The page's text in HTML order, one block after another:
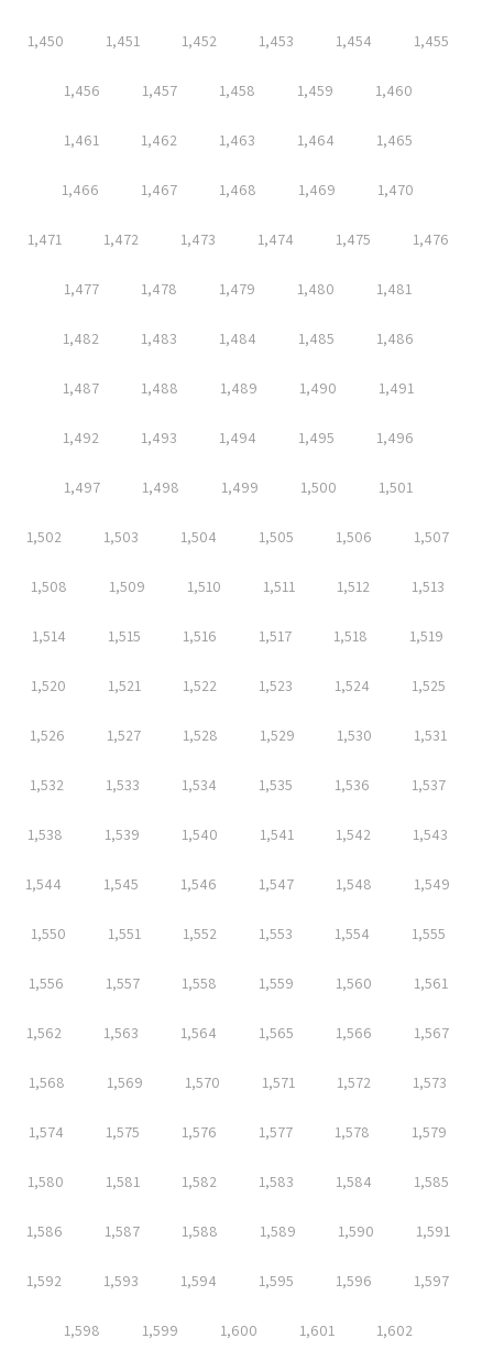
1,450 1,451 1,452 1,453 1,454 1,455
1,456 1,457 1,458 1,459 1,460
1,461 1,462 1,463 1,464 1,465
1,466 1,467 1,468 1,469 1,470
1,471 1,472 1,473 1,474 1,475 1,476
1,477 1,478 1,479 1,480 1,481
1,482 1,483 1,484 1,485 1,486
1,487 1,488 1,489 1,490 1,491
1,492 1,493 1,494 1,495 1,496
1,497 1,498 1,499 1,500 1,501
1,502 1,503 1,504 1,505 1,506 1,507
1,508 1,509 1,510 1,511 1,512 1,513
1,514 1,515 1,516 1,517 1,518 1,519
1,520 1,521 1,522 1,523 1,524 1,525
1,526 1,527 1,528 1,529 1,530 1,531
1,532 1,533 1,534 1,535 1,536 1,537
1,538 1,539 1,540 1,541 1,542 1,543
1,544 1,545 1,546 1,547 1,548 1,549
1,550 1,551 1,552 1,553 1,554 1,555
1,556 1,557 1,558 1,559 1,560 1,561
1,562 1,563 1,564 1,565 1,566 1,567
1,568 1,569 1,570 1,571 1,572 1,573
1,574 1,575 1,576 1,577 1,578 1,579
1,580 1,581 1,582 1,583 1,584 1,585
1,586 1,587 1,588 1,589 1,590 1,591
1,592 1,593 1,594 1,595 1,596 1,597
1,598 1,599 1,600 1,601 1,602